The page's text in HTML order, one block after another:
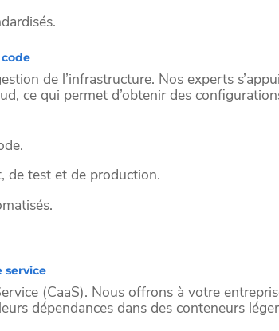
de l’infrastructure. Nos experts
ce qui permet d’obtenir des
de test et de production.
service
(CaaS). Nous offrons à votre
dépendances dans des conteneurs